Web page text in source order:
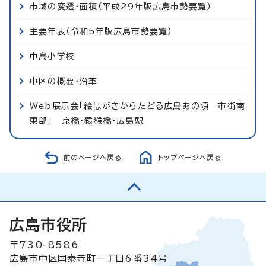
市域の変遷・面積（平成29年版広島市勢要覧）
主要年表（令和5年版広島市勢要覧）
中島小学校
中区の概要・沿革
Web展示会「絵はがきからたどる広島あの頃 市街南
東部」 京橋・猿猴橋・広島駅
前のページへ戻る トップページへ戻る
広島市役所
〒730-8586
広島市中区国泰寺町一丁目6番34号